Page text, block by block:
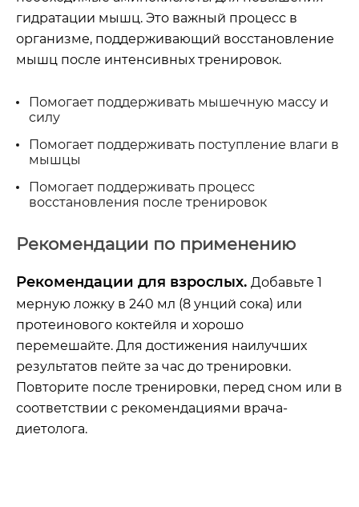
гидратации мышц. Это важный процесс в
организме, поддерживающий восстановление
мышц после интенсивных тренировок.
Помогает поддерживать мышечную массу и
силу
Помогает поддерживать поступление влаги в
мышцы
Помогает поддерживать процесс
восстановления после тренировок
Рекомендации по применению
Рекомендации для взрослых. Добавьте 1
мерную ложку в 240 мл (8 унций сока) или
протеинового коктейля и хорошо
перемешайте. Для достижения наилучших
результатов пейте за час до тренировки.
Повторите после тренировки, перед сном или в
соответствии с рекомендациями врача-
диетолога.